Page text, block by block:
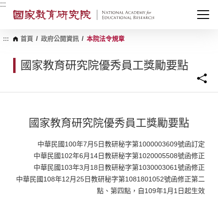
跳
內
:::
::: 首頁 / 政府公開資訊 / 本院法令規章
國家教育研究院優秀員工獎勵要點
國家教育研究院優秀員工獎勵要點
中華民國100年7月5日教研秘字第1000003609號函訂定
中華民國102年6月14日教研秘字第1020005508號函修正
中華民國103年3月18日教研秘字第1030003061號函修正
中華民國108年12月25日教研秘字第1081801052號函修正第二
點、第四點，自109年1月1日起生效